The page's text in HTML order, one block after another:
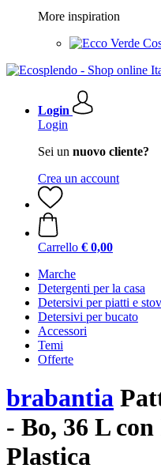
More inspiration
Login
Login
Sei un nuovo cliente?
Crea un account
Carrello € 0,00
Marche
Detergenti per la casa
Detersivi per piatti e
Detersivi per bucato
Accessori
Temi
Offerte
brabantia
- Bo, 36 L
Plastica